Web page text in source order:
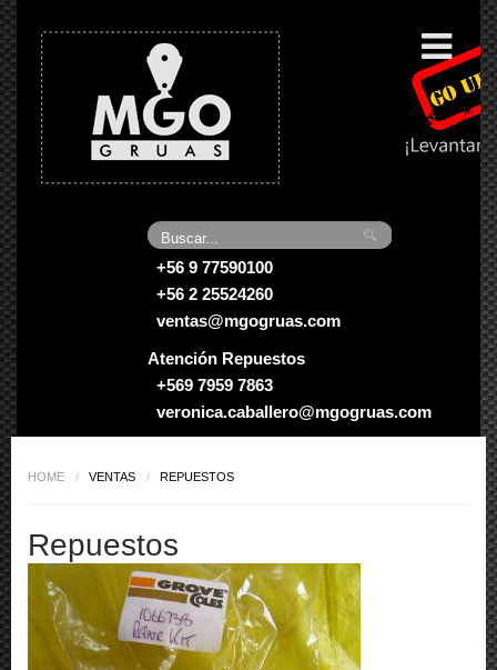
+56 9 77590100
+56 2 25524260
ventas@mgogruas.com
Atención Repuestos
+569 7959 7863
veronica.caballero@mgogruas.com
HOME / VENTAS / REPUESTOS
Repuestos